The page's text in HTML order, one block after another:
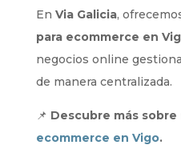
En Via Galicia,
para ecommerce en
negocios online
de manera centralizada.
📌 Descubre más
ecommerce en Vigo.